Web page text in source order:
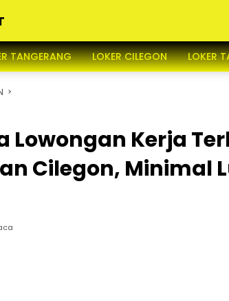
TANGERANG LOKER CILEGON LOKER
Lowongan Kerja
Cilegon, Minimal